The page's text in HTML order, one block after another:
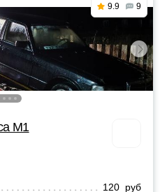
9.9 9
М1
120 руб